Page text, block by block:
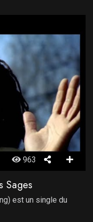
963
Sages
est un single du